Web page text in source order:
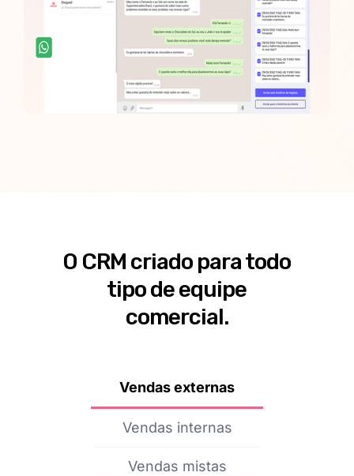
O CRM criado para todo
tipo de equipe
comercial.
Vendas externas
Vendas internas
Vendas mistas